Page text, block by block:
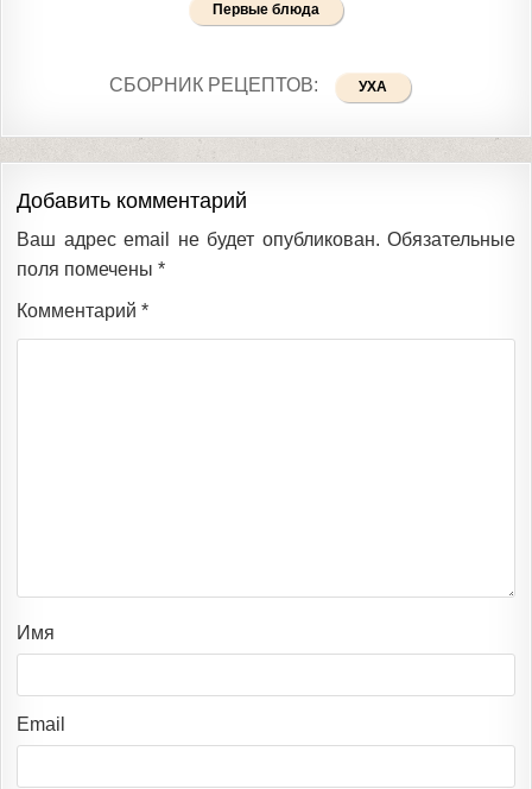
Первые блюда
СБОРНИК РЕЦЕПТОВ: УХА
Добавить комментарий
Ваш адрес email не будет опубликован. Обязательные
поля помечены *
Комментарий *
Имя
Email